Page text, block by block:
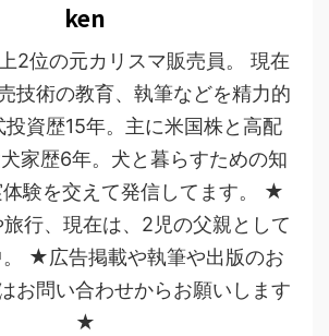
ken
2位の元カリスマ販売員。 現在
技術の教育、執筆などを精力的
投資歴15年。主に米国株と高配
家歴6年。犬と暮らすための知
験を交えて発信してます。 ★
行、現在は、2児の父親として
★広告掲載や執筆や出版のお
お問い合わせからお願いします
★